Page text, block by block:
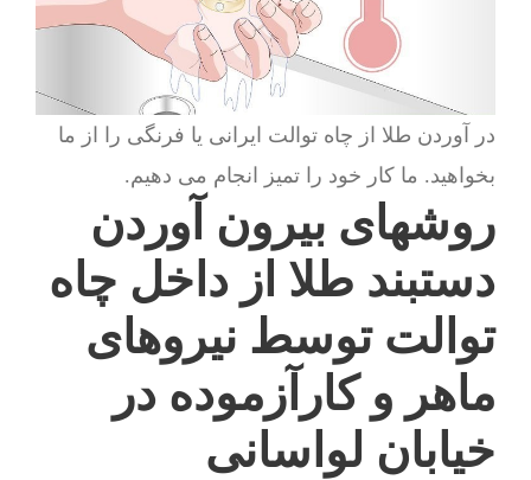
در آوردن طلا از چاه توالت ایرانی یا فرنگی را از ما
بخواهید. ما کار خود را تمیز انجام می دهیم.
روشهای بیرون آوردن
دستبند طلا از داخل چاه
توالت توسط نیروهای
ماهر و کارآزموده در
خیابان لواسانی